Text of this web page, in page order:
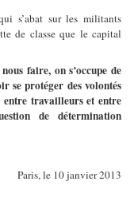
s’abat sur les militants
de classe que le capital
faire, on s’occupe de
se protéger des volontés
travailleurs et entre
de détermination
Paris, le 10 janvier 2013